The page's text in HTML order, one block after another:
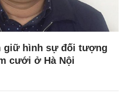
giữ hình sự đối tượng
cưới ở Hà Nội